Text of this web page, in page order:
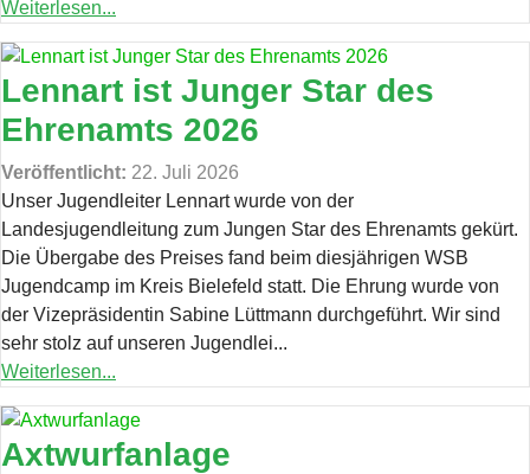
Weiterlesen...
Lennart ist Junger Star des
Ehrenamts 2026
Veröffentlicht: 22. Juli 2026
Unser Jugendleiter Lennart wurde von der
Landesjugendleitung zum Jungen Star des Ehrenamts gekürt.
Die Übergabe des Preises fand beim diesjährigen WSB
Jugendcamp im Kreis Bielefeld statt. Die Ehrung wurde von
der Vizepräsidentin Sabine Lüttmann durchgeführt. Wir sind
sehr stolz auf unseren Jugendlei...
Weiterlesen...
Axtwurfanlage